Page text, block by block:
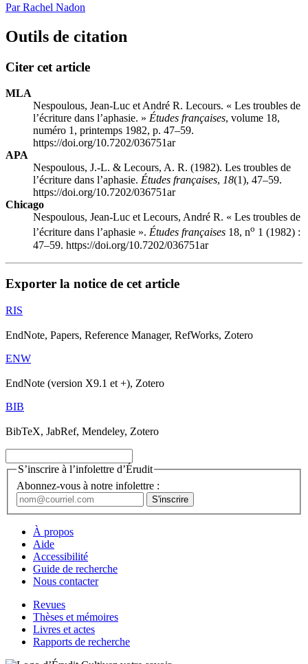
Par Rachel Nadon
Outils de citation
Citer cet article
MLA
Nespoulous, Jean-Luc et André R. Lecours. « Les troubles de
l’écriture dans l’aphasie. » Études françaises, volume 18,
numéro 1, printemps 1982, p. 47–59.
https://doi.org/10.7202/036751ar
APA
Nespoulous, J.-L. & Lecours, A. R. (1982). Les troubles de
l’écriture dans l’aphasie. Études françaises, 18(1), 47–59.
https://doi.org/10.7202/036751ar
Chicago
Nespoulous, Jean-Luc et Lecours, André R. « Les troubles de
l’écriture dans l’aphasie ». Études françaises 18, no 1 (1982) :
47–59. https://doi.org/10.7202/036751ar
Exporter la notice de cet article
RIS
EndNote, Papers, Reference Manager, RefWorks, Zotero
ENW
EndNote (version X9.1 et +), Zotero
BIB
BibTeX, JabRef, Mendeley, Zotero
S’inscrire à l’infolettre d’Érudit
Abonnez-vous à notre infolettre :
À propos
Aide
Accessibilité
Guide de recherche
Nous contacter
Revues
Thèses et mémoires
Livres et actes
Rapports de recherche